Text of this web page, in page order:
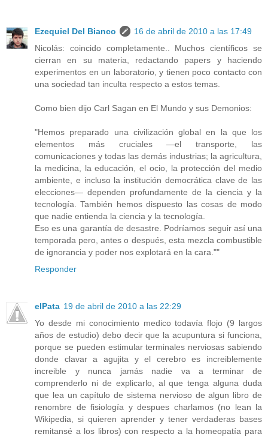
Ezequiel Del Bianco
16 de abril de 2010 a las 17:49
Nicolás: coincido completamente.. Muchos científicos se
cierran en su materia, redactando papers y haciendo
experimentos en un laboratorio, y tienen poco contacto con
una sociedad tan inculta respecto a estos temas.
Como bien dijo Carl Sagan en El Mundo y sus Demonios:
"Hemos preparado una civilización global en la que los
elementos más cruciales —el transporte, las
comunicaciones y todas las demás industrias; la agricultura,
la medicina, la educación, el ocio, la protección del medio
ambiente, e incluso la institución democrática clave de las
elecciones— dependen profundamente de la ciencia y la
tecnología. También hemos dispuesto las cosas de modo
que nadie entienda la ciencia y la tecnología.
Eso es una garantía de desastre. Podríamos seguir así una
temporada pero, antes o después, esta mezcla combustible
de ignorancia y poder nos explotará en la cara.""
Responder
elPata 19 de abril de 2010 a las 22:29
Yo desde mi conocimiento medico todavía flojo (9 largos
años de estudio) debo decir que la acupuntura si funciona,
porque se pueden estimular terminales nerviosas sabiendo
donde clavar a agujita y el cerebro es increiblemente
increible y nunca jamás nadie va a terminar de
comprenderlo ni de explicarlo, al que tenga alguna duda
que lea un capítulo de sistema nervioso de algun libro de
renombre de fisiología y despues charlamos (no lean la
Wikipedia, si quieren aprender y tener verdaderas bases
remitansé a los libros) con respecto a la homeopatía para